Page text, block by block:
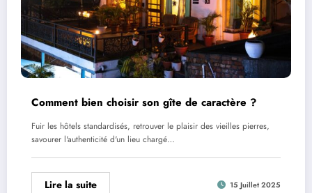
Comment bien choisir son gîte de caractère ?
Fuir les hôtels standardisés, retrouver le plaisir des vieilles pierres,
savourer l'authenticité d'un lieu chargé…
Lire la suite 15 Juillet 2025